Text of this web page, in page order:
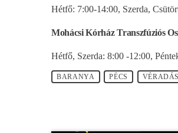
Hétfő: 7:00-14:00, Szerda,
Mohácsi Kórház Transzfúziós
Hétfő, Szerda: 8:00 -12:00,
BARANYA PÉCS VÉRADÁS